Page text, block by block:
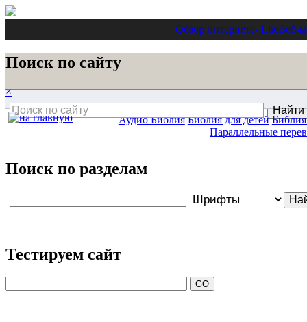
Обзор интернета- LiteВеб-
Поиск по сайту
×
Поиск по разделам
Тестируем сайт
Аудио Библия Библия для детей
Параллельные